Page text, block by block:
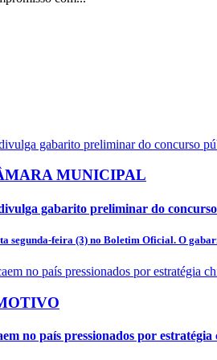
MUNICIPAL
gabarito preliminar do
segunda-feira (3) no Boletim Oficial. O
no país pressionados por estratégia